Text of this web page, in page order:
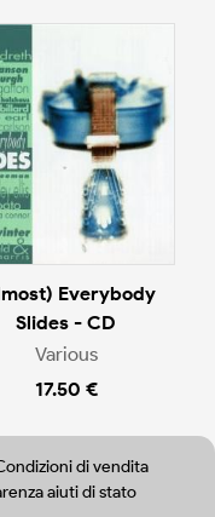
Everybody
Slides - CD
Various
17.50 €
di vendita
aiuti di stato